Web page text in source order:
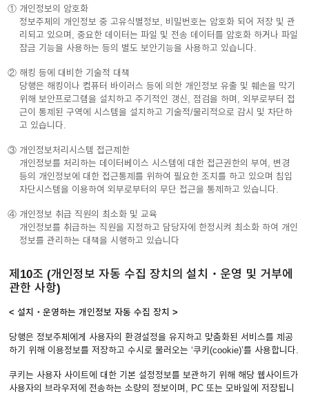
① 개인정보의 암호화
정보주체의 개인정보 중 고유식별정보, 비밀번호는 암호화 되어 저장 및 관
리되고 있으며, 중요한 데이터는 파일 및 전송 데이터를 암호화 하거나 파일
잠금 기능을 사용하는 등의 별도 보안기능을 사용하고 있습니다.
② 해킹 등에 대비한 기술적 대책
당행은 해킹이나 컴퓨터 바이러스 등에 의한 개인정보 유출 및 훼손을 막기
위해 보안프로그램을 설치하고 주기적인 갱신, 점검을 하며, 외부로부터 접
근이 통제된 구역에 시스템을 설치하고 기술적/물리적으로 감시 및 차단하
고 있습니다.
③ 개인정보처리시스템 접근제한
개인정보를 처리하는 데이터베이스 시스템에 대한 접근권한의 부여, 변경
등의 개인정보에 대한 접근통제를 위하여 필요한 조치를 하고 있으며 침입
차단시스템을 이용하여 외부로부터의 무단 접근을 통제하고 있습니다.
④ 개인정보 취급 직원의 최소화 및 교육
개인정보를 취급하는 직원을 지정하고 담당자에 한정시켜 최소화 하여 개인
정보를 관리하는 대책을 시행하고 있습니다
제10조 (개인정보 자동 수집 장치의 설치・운영 및 거부에
관한 사항)
< 설치・운영하는 개인정보 자동 수집 장치 >
당행은 정보주체에게 사용자의 환경설정을 유지하고 맞춤화된 서비스를 제공
하기 위해 이용정보를 저장하고 수시로 불러오는 ‘쿠키(cookie)’를 사용합니다.
쿠키는 사용자 사이트에 대한 기본 설정정보를 보관하기 위해 해당 웹사이트가
사용자의 브라우저에 전송하는 소량의 정보이며, PC 또는 모바일에 저장됩니